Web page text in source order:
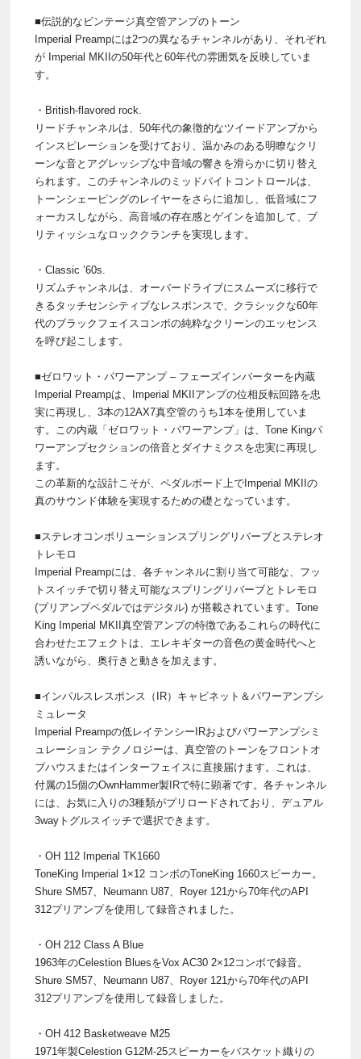
■伝説的なビンテージ真空管アンプのトーン
Imperial Preampには2つの異なるチャンネルがあり、それぞれ
が Imperial MKIIの50年代と60年代の雰囲気を反映していま
す。
・British-flavored rock.
リードチャンネルは、50年代の象徴的なツイードアンプから
インスピレーションを受けており、温かみのある明瞭なクリ
ーンな音とアグレッシブな中音域の響きを滑らかに切り替え
られます。このチャンネルのミッドバイトコントロールは、
トーンシェーピングのレイヤーをさらに追加し、低音域にフ
ォーカスしながら、高音域の存在感とゲインを追加して、ブ
リティッシュなロッククランチを実現します。
・Classic ’60s.
リズムチャンネルは、オーバードライブにスムーズに移行で
きるタッチセンシティブなレスポンスで、クラシックな60年
代のブラックフェイスコンボの純粋なクリーンのエッセンス
を呼び起こします。
■ゼロワット・パワーアンプ – フェーズインバーターを内蔵
Imperial Preampは、Imperial MKIIアンプの位相反転回路を忠
実に再現し、3本の12AX7真空管のうち1本を使用していま
す。この内蔵「ゼロワット・パワーアンプ」は、Tone Kingパ
ワーアンプセクションの倍音とダイナミクスを忠実に再現し
ます。
この革新的な設計こそが、ペダルボード上でImperial MKIIの
真のサウンド体験を実現するための礎となっています。
■ステレオコンボリューションスプリングリバーブとステレオ
トレモロ
Imperial Preampには、各チャンネルに割り当て可能な、フッ
トスイッチで切り替え可能なスプリングリバーブとトレモロ
(プリアンプペダルではデジタル) が搭載されています。Tone
King Imperial MKII真空管アンプの特徴であるこれらの時代に
合わせたエフェクトは、エレキギターの音色の黄金時代へと
誘いながら、奥行きと動きを加えます。
■インパルスレスポンス（IR）キャビネット＆パワーアンプシ
ミュレータ
Imperial Preampの低レイテンシーIRおよびパワーアンプシミ
ュレーション テクノロジーは、真空管のトーンをフロントオ
ブハウスまたはインターフェイスに直接届けます。これは、
付属の15個のOwnHammer製IRで特に顕著です。各チャンネル
には、お気に入りの3種類がプリロードされており、デュアル
3wayトグルスイッチで選択できます。
・OH 112 Imperial TK1660
ToneKing Imperial 1×12 コンボのToneKing 1660スピーカー。
Shure SM57、Neumann U87、Royer 121から70年代のAPI
312プリアンプを使用して録音されました。
・OH 212 Class A Blue
1963年のCelestion BluesをVox AC30 2×12コンボで録音。
Shure SM57、Neumann U87、Royer 121から70年代のAPI
312プリアンプを使用して録音しました。
・OH 412 Basketweave M25
1971年製Celestion G12M-25スピーカーをバスケット織りの